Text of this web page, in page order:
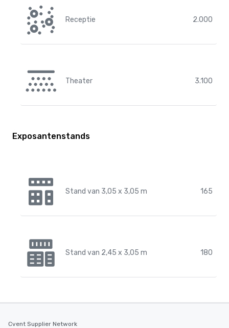
Receptie 2.000
Theater 3.100
Exposantenstands
Stand van 3,05 x 3,05 m 165
Stand van 2,45 x 3,05 m 180
Cvent Supplier Network